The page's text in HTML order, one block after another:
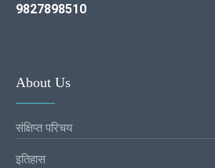
9827898510
About Us
संक्षिप्त परिचय
इतिहास